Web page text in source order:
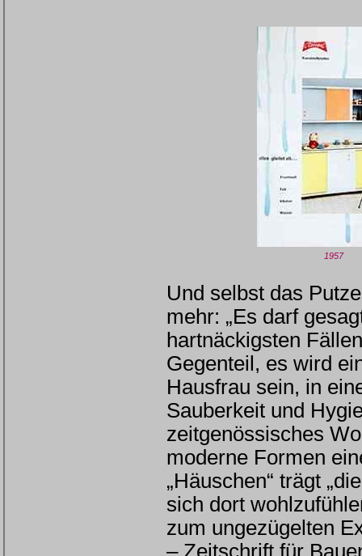
1957
Und selbst das
mehr: „Es darf
hartnäckigsten
Gegenteil, es wird
Hausfrau sein, in
Sauberkeit und
zeitgenössisches
moderne Formen
„Häuschen“ trägt
sich dort
zum ungezügelten
– Zeitschrift für